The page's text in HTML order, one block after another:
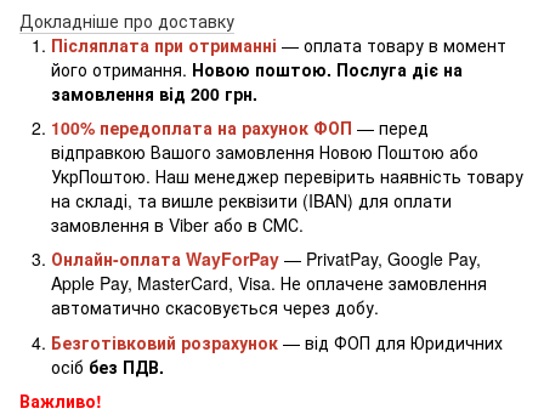
Докладніше про доставку
Післяплата при отриманні — оплата товару в момент
його отримання. Новою поштою. Послуга діє на
замовлення від 200 грн.
100% передоплата на рахунок ФОП — перед
відправкою Вашого замовлення Новою Поштою або
УкрПоштою. Наш менеджер перевірить наявність товару
на складі, та вишле реквізити (IBAN) для оплати
замовлення в Viber або в СМС.
Онлайн-оплата WayForPay — PrivatPay, Google Pay,
Apple Pay, MasterCard, Visa. Не оплачене замовлення
автоматично скасовується через добу.
Безготівковий розрахунок — від ФОП для Юридичних
осіб без ПДВ.
Важливо!